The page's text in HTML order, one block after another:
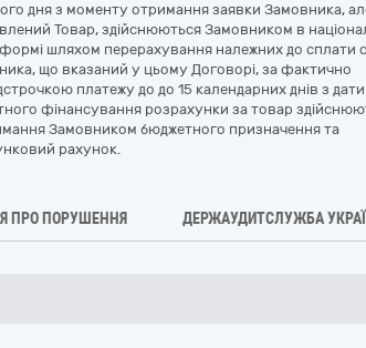
дня з моменту отримання заявки Замовника,
Товар, здійснюються Замовником в
формі шляхом перерахування належних до сплати
що вказаний у цьому Договорі, за фактично
платежу до до 15 календарних днів з дати
фінансування розрахунки за товар
Замовником бюджетного призначення та
рахунок.
ПРО ПОРУШЕННЯ ДЕРЖАУДИТСЛУЖБА